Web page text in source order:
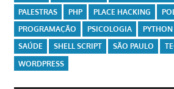
PALESTRAS
PHP PLACE HACKING
PROGRAMAÇÃO
PSICOLOGIA PYTHON
SAÚDE
SHELL SCRIPT SÃO PAULO
WORDPRESS